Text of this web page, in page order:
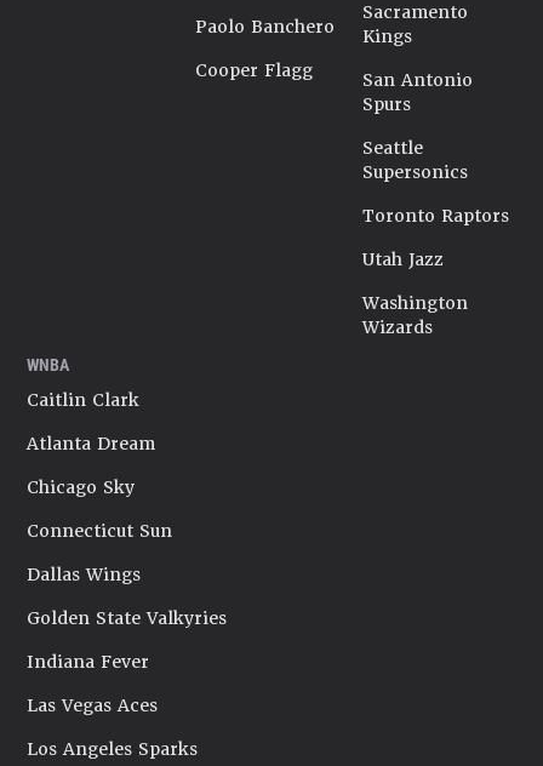
Paolo Banchero
Cooper Flagg
Sacramento
Kings
San Antonio
Spurs
Seattle
Supersonics
Toronto Raptors
Utah Jazz
Washington
Wizards
WNBA
Caitlin Clark
Atlanta Dream
Chicago Sky
Connecticut Sun
Dallas Wings
Golden State Valkyries
Indiana Fever
Las Vegas Aces
Los Angeles Sparks